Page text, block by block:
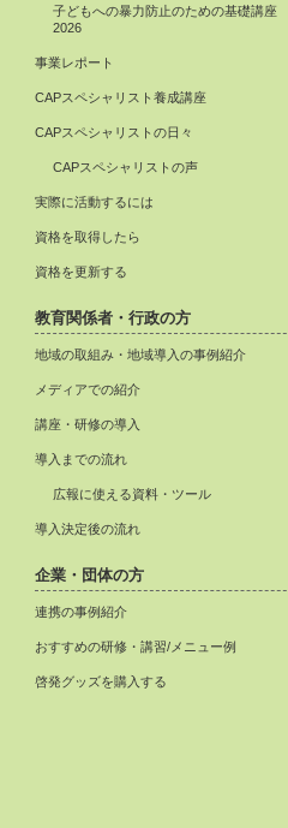
子どもへの暴力防止のための基礎講座
2026
事業レポート
CAPスペシャリスト養成講座
CAPスペシャリストの日々
CAPスペシャリストの声
実際に活動するには
資格を取得したら
資格を更新する
教育関係者・行政の方
地域の取組み・地域導入の事例紹介
メディアでの紹介
講座・研修の導入
導入までの流れ
広報に使える資料・ツール
導入決定後の流れ
企業・団体の方
連携の事例紹介
おすすめの研修・講習/メニュー例
啓発グッズを購入する